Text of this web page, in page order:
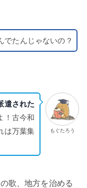
でたんじゃないの？
もぐたろう
遣された
！古今和
は万葉集
歌、地方を治める